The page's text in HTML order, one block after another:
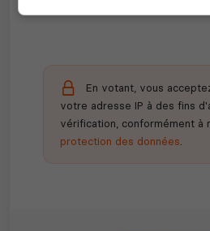
En votant, vous
votre adresse IP à des fins
vérification, conformément à
protection des données.